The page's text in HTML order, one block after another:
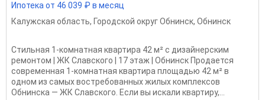
Ипотека от 46 039 ₽ в месяц
Калужская область, Городской округ Обнинск, Обнинск
Стильная 1-комнатная квартира 42 м² с дизайнерским
ремонтом | ЖК Славского | 17 этаж | Обнинск Продается
современная 1-комнатная квартира площадью 42 м² в
одном из самых востребованных жилых комплексов
Обнинска — ЖК Славского. Если вы искали квартиру,...